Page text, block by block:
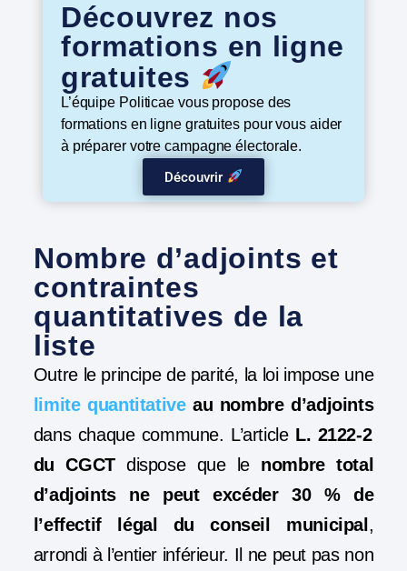
Découvrez nos
formations en ligne
gratuites
L’équipe Politicae vous propose des
formations en ligne gratuites pour vous aider
à préparer votre campagne électorale.
Découvrir
Nombre d’adjoints et
contraintes
quantitatives de la
liste
Outre le principe de parité, la loi impose une
limite quantitativeau nombre d’adjoints
dans chaque commune. L’article L. 2122-2
du CGCTdispose que le nombre total
d’adjoints ne peut excéder 30 % de
l’effectif légal du conseil municipal ,
arrondi à l’entier inférieur. Il ne peut pas non